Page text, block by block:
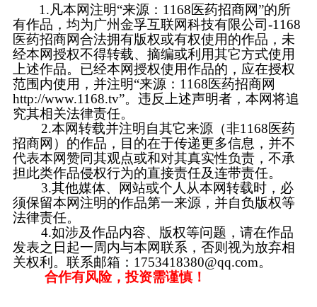
1.凡本网注明“来源：1168医药招商网”的所
有作品，均为广州金孚互联网科技有限公司-1168
医药招商网合法拥有版权或有权使用的作品，未
经本网授权不得转载、摘编或利用其它方式使用
上述作品。已经本网授权使用作品的，应在授权
范围内使用，并注明“来源：1168医药招商网
http://www.1168.tv”。违反上述声明者，本网将追
究其相关法律责任。
2.本网转载并注明自其它来源（非1168医药
招商网）的作品，目的在于传递更多信息，并不
代表本网赞同其观点或和对其真实性负责，不承
担此类作品侵权行为的直接责任及连带责任。
3.其他媒体、网站或个人从本网转载时，必
须保留本网注明的作品第一来源，并自负版权等
法律责任。
4.如涉及作品内容、版权等问题，请在作品
发表之日起一周内与本网联系，否则视为放弃相
关权利。联系邮箱：1753418380@qq.com。
合作有风险，投资需谨慎！